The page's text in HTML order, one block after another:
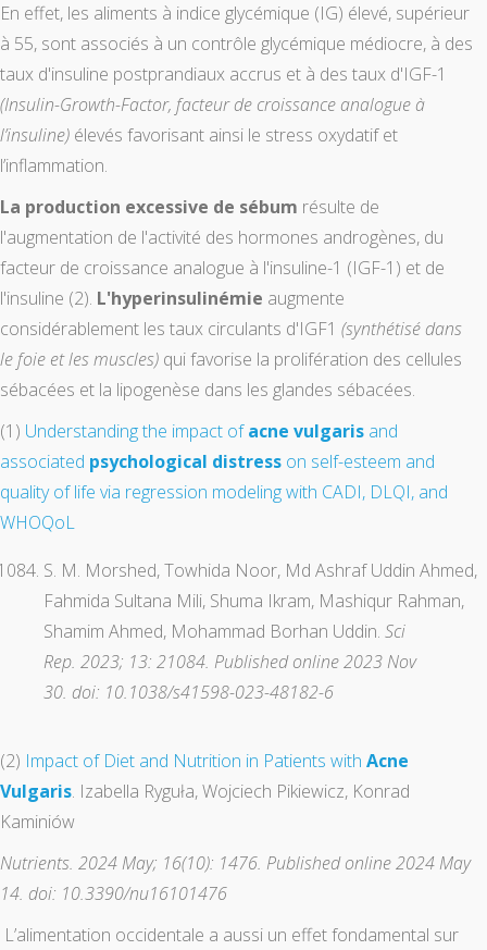
En effet, les aliments à indice glycémique (IG) élevé, supérieur
à 55, sont associés à un contrôle glycémique médiocre, à des
taux d'insuline postprandiaux accrus et à des taux d'IGF-1
(Insulin-Growth-Factor, facteur de croissance analogue à
l’insuline) élevés favorisant ainsi le stress oxydatif et
l’inflammation.
La production excessive de sébum résulte de
l'augmentation de l'activité des hormones androgènes, du
facteur de croissance analogue à l'insuline-1 (IGF-1) et de
l'insuline (2). L'hyperinsulinémie augmente
considérablement les taux circulants d'IGF1 (synthétisé dans
le foie et les muscles) qui favorise la prolifération des cellules
sébacées et la lipogenèse dans les glandes sébacées.
(1) Understanding the impact ofacne vulgaris and
associated psychological distress on self-esteem and
quality of life via regression modeling with CADI, DLQI, and
WHOQoL
S. M. Morshed, Towhida Noor, Md Ashraf Uddin Ahmed,
Fahmida Sultana Mili, Shuma Ikram, Mashiqur Rahman,
Shamim Ahmed, Mohammad Borhan Uddin. Sci
Rep. 2023; 13: 21084. Published online 2023 Nov
30. doi: 10.1038/s41598-023-48182-6
(2) Impact of Diet and Nutrition in Patients with Acne
Vulgaris. Izabella Ryguła, Wojciech Pikiewicz, Konrad
Kaminiów
Nutrients. 2024 May; 16(10): 1476. Published online 2024 May
14. doi: 10.3390/nu16101476
L’alimentation occidentale a aussi un effet fondamental sur